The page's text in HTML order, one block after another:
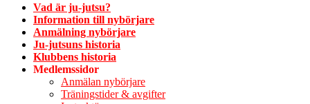
Vad är ju-jutsu?
Information till nybörjare
Anmälning nybörjare
Ju-jutsuns historia
Klubbens historia
Medlemssidor
Anmälan nybörjare
Träningstider & avgifter